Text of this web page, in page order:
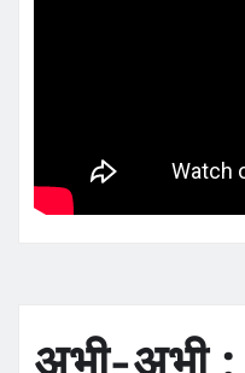
अभी-अभी :